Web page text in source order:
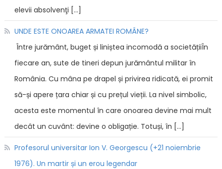
elevii absolvenţi […]
UNDE ESTE ONOAREA ARMATEI ROMÂNE?
Între jurământ, buget și liniștea incomodă a societățiiÎn
fiecare an, sute de tineri depun jurământul militar în
România. Cu mâna pe drapel și privirea ridicată, ei promit
să-și apere țara chiar și cu prețul vieții. La nivel simbolic,
acesta este momentul în care onoarea devine mai mult
decât un cuvânt: devine o obligație. Totuși, în […]
Profesorul universitar Ion V. Georgescu (+21 noiembrie
1976). Un martir și un erou legendar